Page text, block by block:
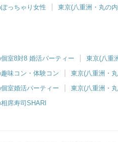
っちゃり女性
東京(八重洲・丸の
室8対8 婚活パーティー 東京(八重
味コン・体験コン
東京(八重洲・
室婚活パーティー
東京(八重洲・
席寿司SHARI